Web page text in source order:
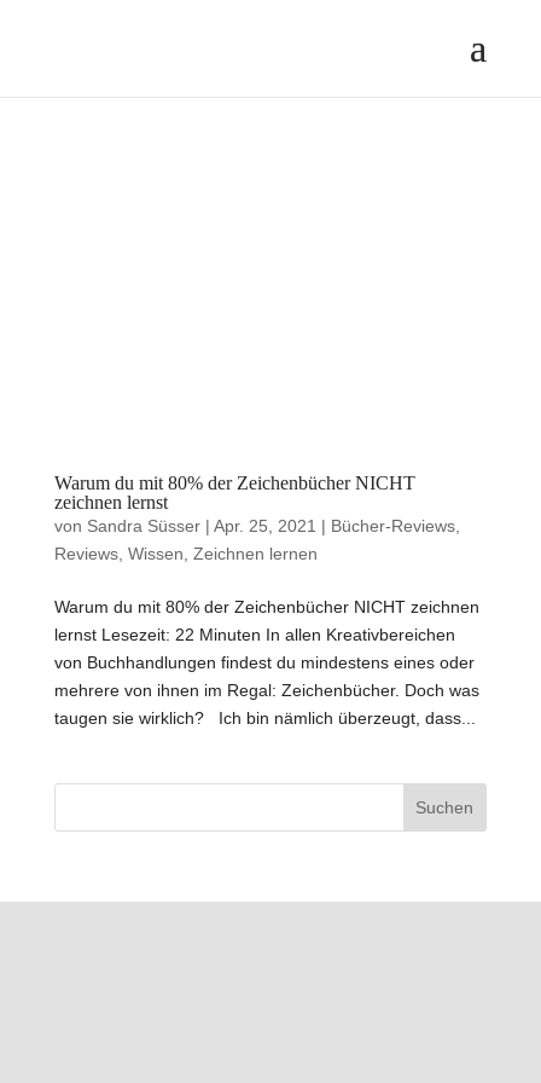
Warum du mit 80% der Zeichenbücher NICHT
zeichnen lernst
von Sandra Süsser| Apr. 25, 2021 | Bücher-Reviews,
Reviews, Wissen Zeichnen lernen
Warum du mit 80% der Zeichenbücher NICHT zeichnen
lernst Lesezeit: 22 Minuten In allen Kreativbereichen
von Buchhandlungen findest du mindestens eines oder
mehrere von ihnen im Regal: Zeichenbücher. Doch was
taugen sie wirklich? Ich bin nämlich überzeugt, dass...